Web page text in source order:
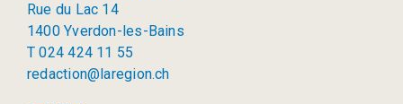
Rue du Lac 14
1400 Yverdon-les-Bains
T 024 424 11 55
redaction@laregion.ch